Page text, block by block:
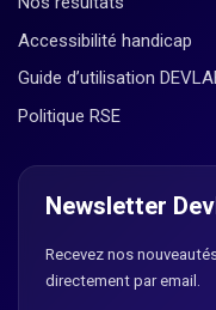
Accessibilité handicap
Guide d’utilisation
Politique RSE
Newsletter
Recevez nos
directement par email.